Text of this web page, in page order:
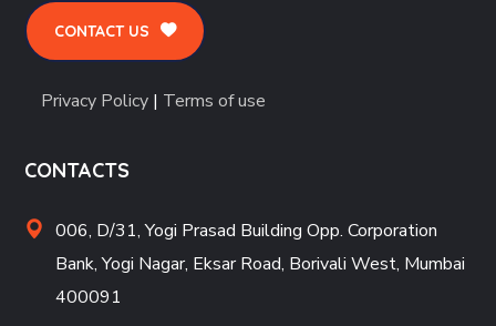
CONTACT US
Privacy Policy | Terms of use
CONTACTS
006, D/31, Yogi Prasad Building Opp. Corporation
Bank, Yogi Nagar, Eksar Road, Borivali West, Mumbai
400091